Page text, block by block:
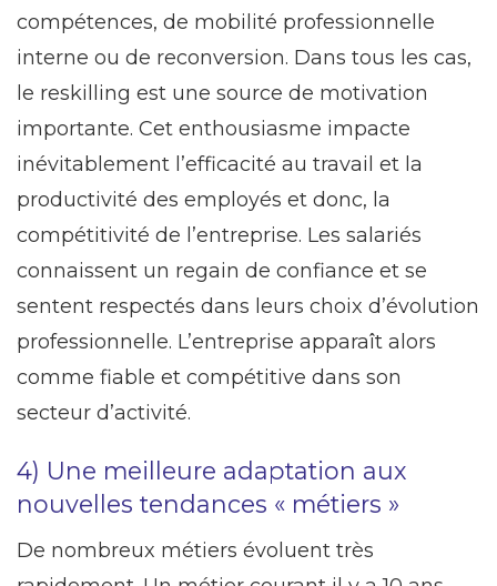
compétences, de mobilité professionnelle
interne ou de reconversion. Dans tous les cas,
le reskilling est une source de motivation
importante. Cet enthousiasme impacte
inévitablement l’efficacité au travail et la
productivité des employés et donc, la
compétitivité de l’entreprise. Les salariés
connaissent un regain de confiance et se
sentent respectés dans leurs choix d’évolution
professionnelle. L’entreprise apparaît alors
comme fiable et compétitive dans son
secteur d’activité.
4) Une meilleure adaptation aux
nouvelles tendances « métiers »
De nombreux métiers évoluent très